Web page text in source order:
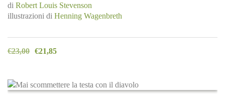
di Robert Louis Stevenson
illustrazioni di Henning Wagenbreth
€23,00 €21,85